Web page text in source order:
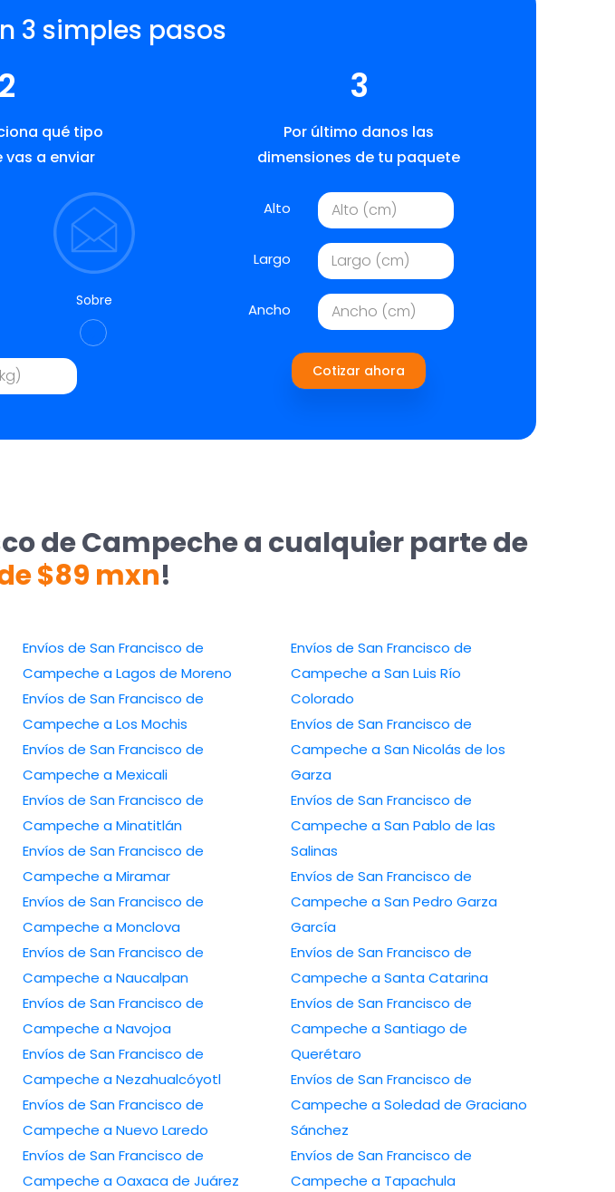
3 simples pasos
2
qué tipo
a enviar
Sobre
3
Por último danos las
dimensiones de tu paquete
Alto
Largo
Ancho
Cotizar ahora
de Campeche a cualquier parte de
$89 mxn!
Envíos de San Francisco de
Campeche a Lagos de Moreno
Envíos de San Francisco de
Campeche a Los Mochis
Envíos de San Francisco de
Campeche a Mexicali
Envíos de San Francisco de
Campeche a Minatitlán
Envíos de San Francisco de
Campeche a Miramar
Envíos de San Francisco de
Campeche a Monclova
Envíos de San Francisco de
Campeche a Naucalpan
Envíos de San Francisco de
Campeche a Navojoa
Envíos de San Francisco de
Campeche a Nezahualcóyotl
Envíos de San Francisco de
Campeche a Nuevo Laredo
Envíos de San Francisco de
Campeche a Oaxaca de Juárez
Envíos de San Francisco de
Campeche a San Luis Río
Colorado
Envíos de San Francisco de
Campeche a San Nicolás de los
Garza
Envíos de San Francisco de
Campeche a San Pablo de las
Salinas
Envíos de San Francisco de
Campeche a San Pedro Garza
García
Envíos de San Francisco de
Campeche a Santa Catarina
Envíos de San Francisco de
Campeche a Santiago de
Querétaro
Envíos de San Francisco de
Campeche a Soledad de Graciano
Sánchez
Envíos de San Francisco de
Campeche a Tapachula